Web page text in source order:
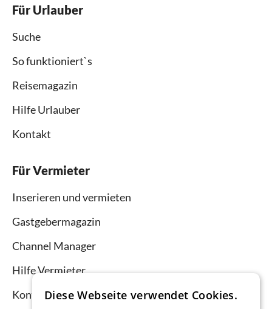
Für Urlauber
Suche
So funktioniert`s
Reisemagazin
Hilfe Urlauber
Kontakt
Für Vermieter
Inserieren und vermieten
Gastgebermagazin
Channel Manager
Hilfe Vermieter
KontaktDiese Webseite verwendet Cookies.